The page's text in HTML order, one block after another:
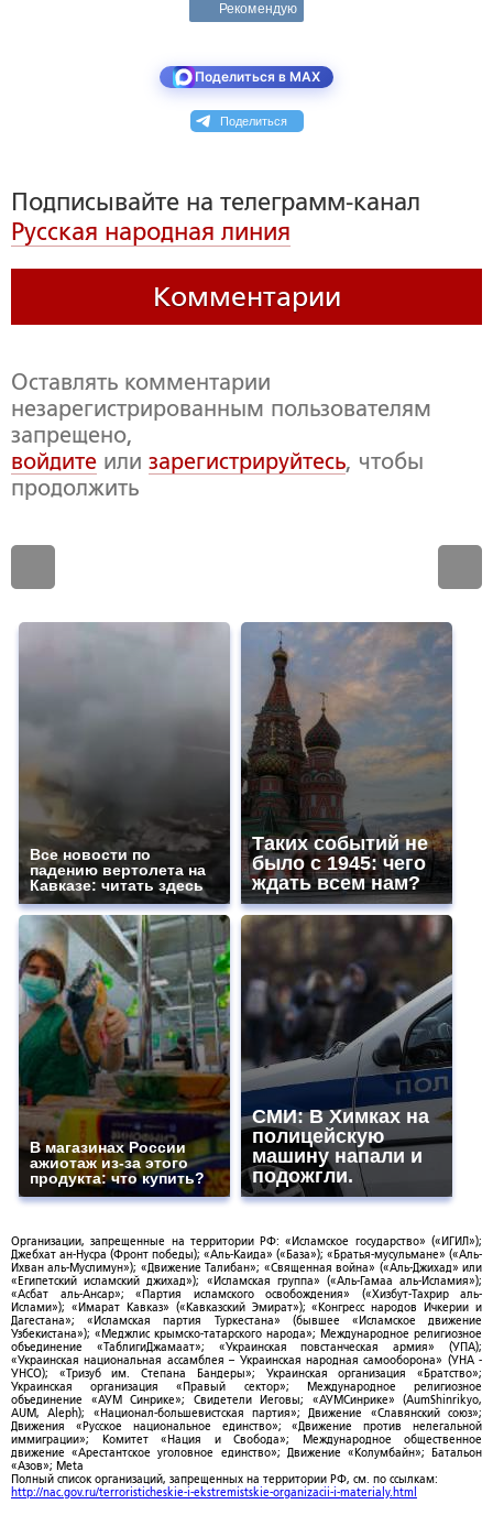
Рекомендую
Поделиться в MAX
Поделиться
Подписывайте на телеграмм-канал
Русская народная линия
Комментарии
Оставлять комментарии
незарегистрированным пользователям
запрещено,
войдите или зарегистрируйтесь, чтобы
продолжить
Все новости по
падению вертолета на
Кавказе: читать здесь
Таких событий не
было с 1945: чего
ждать всем нам?
В магазинах России
ажиотаж из-за этого
продукта: что купить?
СМИ: В Химках на
полицейскую
машину напали и
подожгли.
Организации, запрещенные на территории РФ: «Исламское государство» («ИГИЛ»);
Джебхат ан-Нусра (Фронт победы); «Аль-Каида» («База»); «Братья-мусульмане» («Аль-
Ихван аль-Муслимун»); «Движение Талибан»; «Священная война» («Аль-Джихад» или
«Египетский исламский джихад»); «Исламская группа» («Аль-Гамаа аль-Исламия»);
«Асбат аль-Ансар»; «Партия исламского освобождения» («Хизбут-Тахрир аль-
Ислами»); «Имарат Кавказ» («Кавказский Эмират»); «Конгресс народов Ичкерии и
Дагестана»; «Исламская партия Туркестана» (бывшее «Исламское движение
Узбекистана»); «Меджлис крымско-татарского народа»; Международное религиозное
объединение «ТаблигиДжамаат»; «Украинская повстанческая армия» (УПА);
«Украинская национальная ассамблея – Украинская народная самооборона» (УНА -
УНСО); «Тризуб им. Степана Бандеры»; Украинская организация «Братство»;
Украинская организация «Правый сектор»; Международное религиозное
объединение «АУМ Синрике»; Свидетели Иеговы; «АУМСинрике» (AumShinrikyo,
AUM, Aleph); «Национал-большевистская партия»; Движение «Славянский союз»;
Движения «Русское национальное единство»; «Движение против нелегальной
иммиграции»; Комитет «Нация и Свобода»; Международное общественное
движение «Арестантское уголовное единство»; Движение «Колумбайн»; Батальон
«Азов»; Meta
Полный список организаций, запрещенных на территории РФ, см. по ссылкам:
http://nac.gov.ru/terroristicheskie-i-ekstremistskie-organizacii-i-materialy.html